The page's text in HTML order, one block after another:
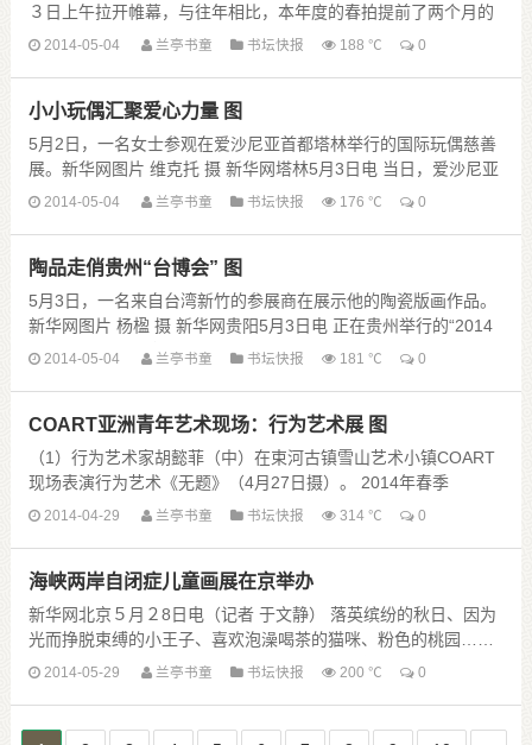
３日上午拉开帷幕，与往年相比，本年度的春拍提前了两个月的
时间。今年正值西泠印社拍卖公司成立十周年，春拍提......
2014-05-04 兰亭书童 书坛快报 188 ℃ 0
小小玩偶汇聚爱心力量 图
5月2日，一名女士参观在爱沙尼亚首都塔林举行的国际玩偶慈善
展。新华网图片 维克托 摄 新华网塔林5月3日电 当日，爱沙尼亚
首都塔林举行国际玩偶慈善展，展出来自爱......
2014-05-04 兰亭书童 书坛快报 176 ℃ 0
陶品走俏贵州“台博会” 图
5月3日，一名来自台湾新竹的参展商在展示他的陶瓷版画作品。
新华网图片 杨楹 摄 新华网贵阳5月3日电 正在贵州举行的“2014
贵州（贵阳）台湾名品博览会”进入尾......
2014-05-04 兰亭书童 书坛快报 181 ℃ 0
COART亚洲青年艺术现场：行为艺术展 图
（1）行为艺术家胡懿菲（中）在束河古镇雪山艺术小镇COART
现场表演行为艺术《无题》（4月27日摄）。 2014年春季
COART亚洲青年艺术现场于4月23日至......
2014-04-29 兰亭书童 书坛快报 314 ℃ 0
海峡两岸自闭症儿童画展在京举办
新华网北京５月２8日电（记者 于文静） 落英缤纷的秋日、因为
光而挣脱束缚的小王子、喜欢泡澡喝茶的猫咪、粉色的桃园……
星星儿画笔下的世界五彩斑斓。近日，恒爱天使海......
2014-05-29 兰亭书童 书坛快报 200 ℃ 0